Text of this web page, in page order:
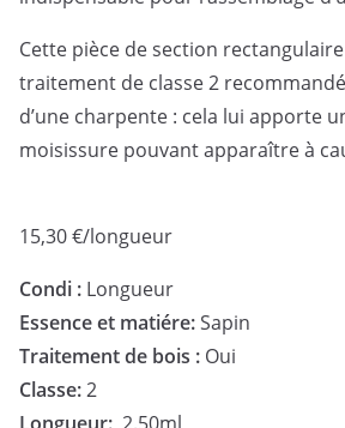
Cette pièce de section
traitement de classe 2
d’une charpente : cela lui apporte
moisissure pouvant apparaître à
15,30€/longueur
Condi : Longueur
Essence et matiére:Sapin
Traitement de bois : Oui
Classe:2